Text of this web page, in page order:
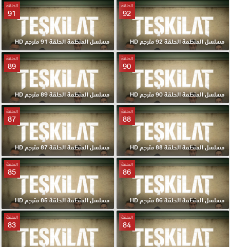
الحلقة
92
مسلسل المنظمة الحلقة 92 مترجم HD
الحلقة
91
مسلسل المنظمة الحلقة 91 مترجم HD
الحلقة
90
مسلسل المنظمة الحلقة 90 مترجم HD
الحلقة
89
مسلسل المنظمة الحلقة 89 مترجم HD
الحلقة
88
مسلسل المنظمة الحلقة 88 مترجم HD
الحلقة
87
مسلسل المنظمة الحلقة 87 مترجم HD
الحلقة
86
مسلسل المنظمة الحلقة 86 مترجم HD
الحلقة
85
مسلسل المنظمة الحلقة 85 مترجم HD
الحلقة
84
الحلقة
83